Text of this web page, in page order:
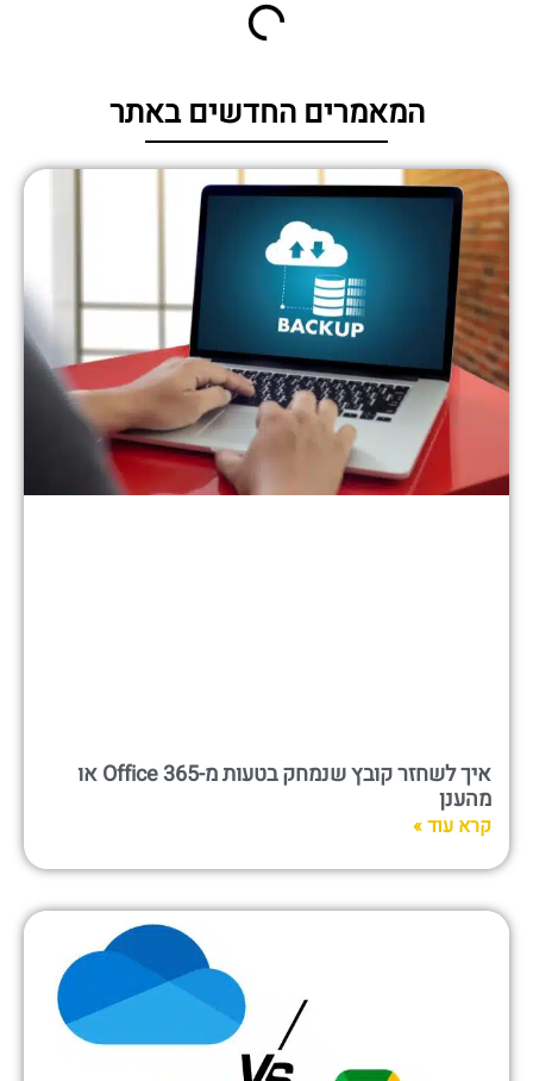
המאמרים החדשים באתר
איך לשחזר קובץ שנמחק בטעות מ-Office 365 או
מהענן
קרא עוד »